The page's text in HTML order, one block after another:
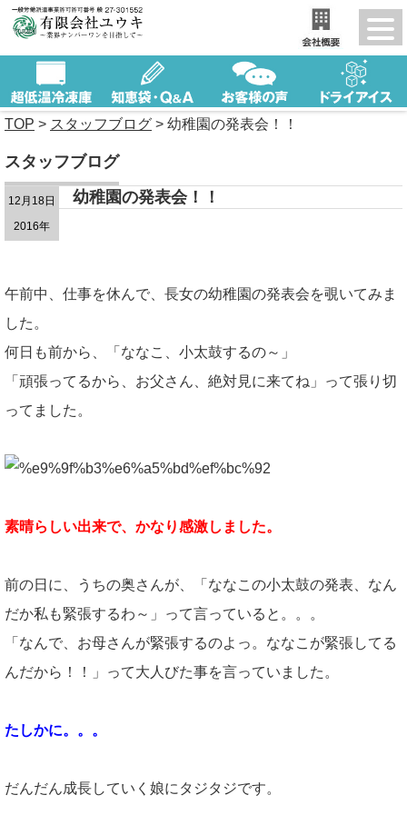
TOP > スタッフブログ > 幼稚園の発表会！！
スタッフブログ
12月18日
2016年
幼稚園の発表会！！
午前中、仕事を休んで、長女の幼稚園の発表会を覗いてみま
した。
何日も前から、「ななこ、小太鼓するの～」
「頑張ってるから、お父さん、絶対見に来てね」って張り切
ってました。
素晴らしい出来で、かなり感激しました。
前の日に、うちの奥さんが、「ななこの小太鼓の発表、なん
だか私も緊張するわ～」って言っていると。。。
「なんで、お母さんが緊張するのよっ。ななこが緊張してる
んだから！！」って大人びた事を言っていました。
たしかに。。。
だんだん成長していく娘にタジタジです。